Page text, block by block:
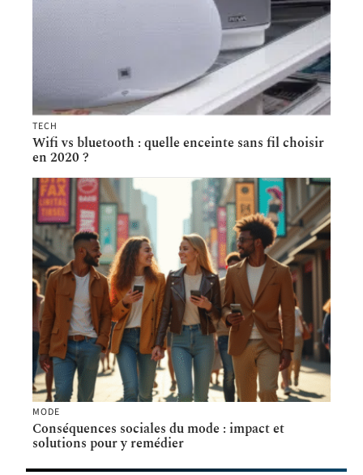
TECH
Wifi vs bluetooth : quelle enceinte sans fil choisir
en 2020 ?
MODE
Conséquences sociales du mode : impact et
solutions pour y remédier